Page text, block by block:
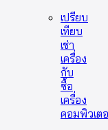
เปรียบ
เทียบ
เช่า
เครื่อง
กับ
ซื้อ
เครื่อง
คอมพิวเต